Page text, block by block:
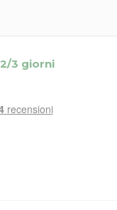
2/3 giorni